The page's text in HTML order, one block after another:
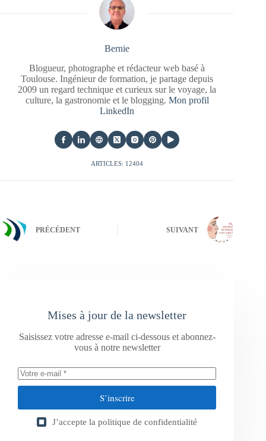
Bernie
Blogueur, photographe et rédacteur web basé à
Toulouse. Ingénieur de formation, je partage depuis
2009 un regard technique et curieux sur le voyage, la
culture, la gastronomie et le blogging. Mon profil
LinkedIn
ARTICLES: 12404
PRÉCÉDENT SUIVANT
Mises à jour de la newsletter
Saisissez votre adresse e-mail ci-dessous et abonnez-
vous à notre newsletter
S’inscrire
J’accepte la politique de confidentialité